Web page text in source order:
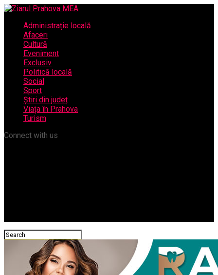
Administrație locală
Afaceri
Cultură
Eveniment
Exclusiv
Politică locală
Social
Sport
Știri din județ
Viața în Prahova
Turism
Connect with us